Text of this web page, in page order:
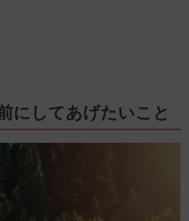
にしてあげたいこと